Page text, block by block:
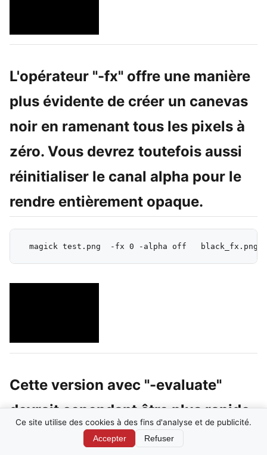
L'opérateur "-fx" offre une manière
plus évidente de créer un canevas
noir en ramenant tous les pixels à
zéro. Vous devrez toutefois aussi
réinitialiser le canal alpha pour le
rendre entièrement opaque.
Cette version avec "-evaluate"
devrait cependant être plus rapide,
en particulier sur les grandes
Ce site utilise des cookies à des fins d'analyse et de publicité.
Accepter Refuser